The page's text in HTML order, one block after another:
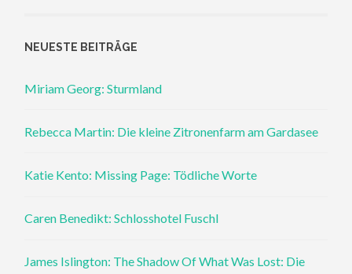
NEUESTE BEITRÄGE
Miriam Georg: Sturmland
Rebecca Martin: Die kleine Zitronenfarm am Gardasee
Katie Kento: Missing Page: Tödliche Worte
Caren Benedikt: Schlosshotel Fuschl
James Islington: The Shadow Of What Was Lost: Die